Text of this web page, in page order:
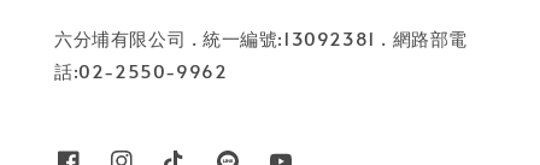
六分埔有限公司 . 統一編號:13092381 . 網路部電
話:02-2550-9962